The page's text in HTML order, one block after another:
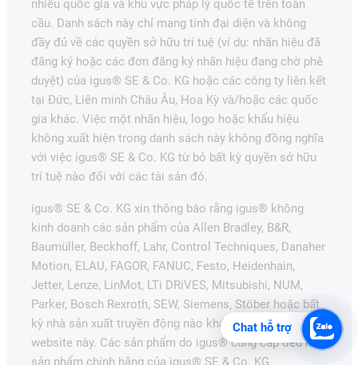
nhiều quốc gia và khu vực pháp lý quốc tế trên toàn
cầu. Danh sách này chỉ mang tính đại diện và không
đầy đủ về các quyền sở hữu trí tuệ (ví dụ: nhãn hiệu đã
đăng ký hoặc các đơn đăng ký nhãn hiệu đang chờ phê
duyệt) của igus® SE & Co. KG hoặc các công ty liên kết
tại Đức, Liên minh Châu Âu, Hoa Kỳ và/hoặc các quốc
gia khác. Việc một nhãn hiệu, logo hoặc khẩu hiệu
không xuất hiện trong danh sách này không đồng nghĩa
với việc igus® SE & Co. KG từ bỏ bất kỳ quyền sở hữu
trí tuệ nào đối với các tài sản đó.
igus® SE & Co. KG xin thông báo rằng igus® không
kinh doanh các sản phẩm của Allen Bradley, B&R,
Baumüller, Beckhoff, Lahr, Control Techniques, Danaher
Motion, ELAU, FAGOR, FANUC, Festo, Heidenhain,
Jetter, Lenze, LinMot, LTi DRiVES, Mitsubishi, NUM,
Parker, Bosch Rexroth, SEW, Siemens, Stöber hoặc bất
kỳ nhà sản xuất truyền động nào khác được đề cập trên
website này. Các sản phẩm do igus® cung cấp đều là
sản phẩm chính hãng của igus® SE & Co. KG.
Chat hỗ trợ